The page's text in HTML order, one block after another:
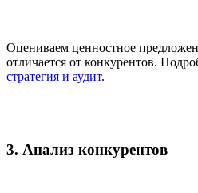
Оцениваем ценностное
отличается от конкурентов.
стратегия и аудит.
3. Анализ конкурентов